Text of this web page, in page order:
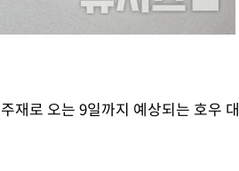
재로 오는 9일까지 예상되는 호우 대